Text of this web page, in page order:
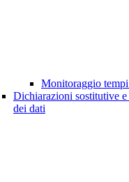
Monitoraggio
Dichiarazioni sostitutive
dei dati